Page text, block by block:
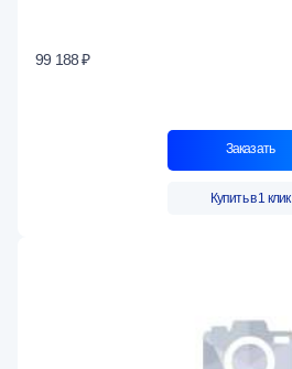
99 188 ₽
Заказать
Купить в 1 клик